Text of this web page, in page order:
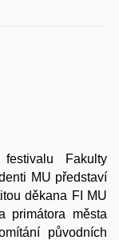
Fakulty
MU představí
děkana FI MU
primátora města
původních